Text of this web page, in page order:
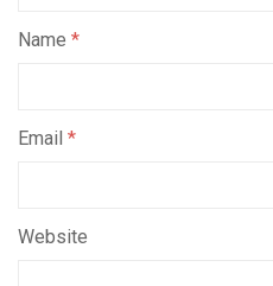
Name *
Email *
Website